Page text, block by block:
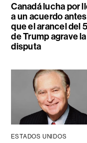
Canadá lucha por
a un acuerdo
que el arancel del
de Trump agrave la
disputa
ESTADOS UNIDOS